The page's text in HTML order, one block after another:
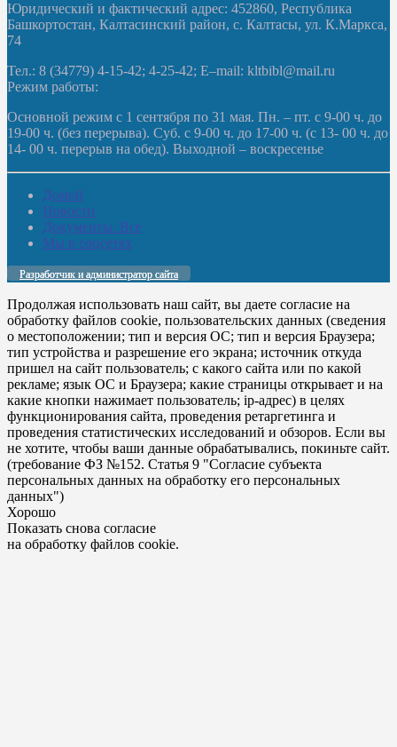
Юридический и фактический адрес: 452860, Республика
Башкортостан, Калтасинский район, с. Калтасы, ул. К.Маркса,
74
Тел.: 8 (34779) 4-15-42; 4-25-42; E–mail: kltbibl@mail.ru
Режим работы:
Основной режим с 1 сентября по 31 мая. Пн. – пт. с 9-00 ч. до
19-00 ч. (без перерыва). Суб. с 9-00 ч. до 17-00 ч. (с 13- 00 ч. до
14- 00 ч. перерыв на обед). Выходной – воскресенье
Домой
Новости
Документы. Все
Мы в соцсетях
Разработчик и администратор сайта
Продолжая использовать наш сайт, вы даете согласие на
обработку файлов cookie, пользовательских данных (сведения
о местоположении; тип и версия ОС; тип и версия Браузера;
тип устройства и разрешение его экрана; источник откуда
пришел на сайт пользователь; с какого сайта или по какой
рекламе; язык ОС и Браузера; какие страницы открывает и на
какие кнопки нажимает пользователь; ip-адрес) в целях
функционирования сайта, проведения ретаргетинга и
проведения статистических исследований и обзоров. Если вы
не хотите, чтобы ваши данные обрабатывались, покиньте сайт.
(требование ФЗ №152. Статья 9 "Согласие субъекта
персональных данных на обработку его персональных
данных")
Хорошо
Показать снова согласие
на обработку файлов cookie.